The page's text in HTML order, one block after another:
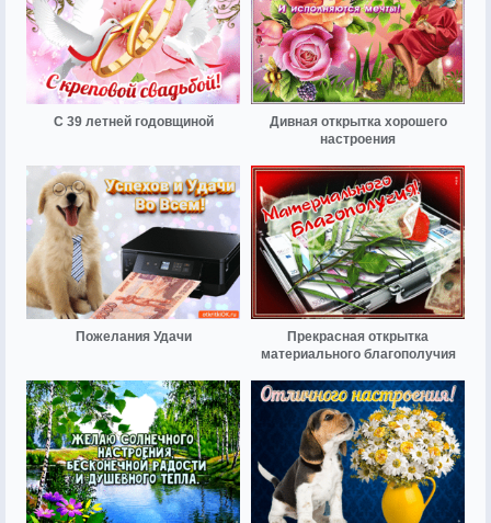
С 39 летней годовщиной
Дивная открытка хорошего
настроения
Пожелания Удачи
Прекрасная открытка
материального благополучия